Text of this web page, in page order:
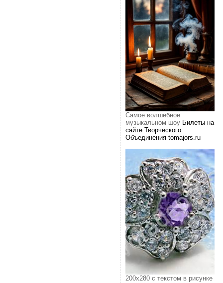
Самое волшебное
музыкальном шоуБилеты на
сайте Творческого
Объединения tomajors.ru
200х280 с текстом в рисунке